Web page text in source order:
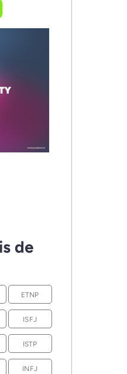
de
ETNP
ISFJ
ISTP
INFJ